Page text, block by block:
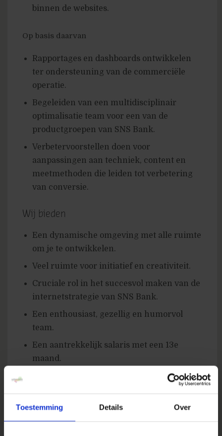
Toestemming Details Over
binnen de websites.
Op basis daarvan
Rapportages en dashboards ontwikkelen
ter ondersteuning van de commerciële
operatie.
Begeleiden van een multidisciplinair
optimalisatie team voor een van de
productgroepen van SNS Bank.
Verbetervoorstellen doen voor
aanpassingen aan techniek, content en
meetmethoden die leiden tot verbetering
van conversie.
Wij bieden
Een dynamische omgeving met alle ruimte
om je te ontwikkelen.
Veel ruimte voor initiatief en creativiteit.
Cruciale rol in het succesvol maken van de
internetstrategie van SNS Bank.
Een enthousiast, gezellig en humorvol
team.
Een aantrekkelijk salaris met een 13e
maand.
Een flexibel in te vullen werkweek van
Een uitgebreid opleidingenaanbod en
programma’s voor talentontwikkeling.